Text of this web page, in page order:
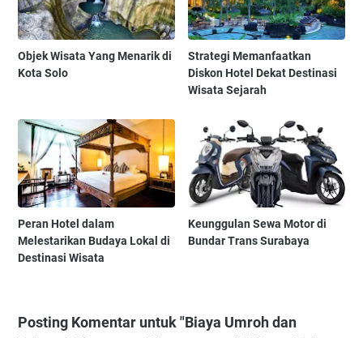
Objek Wisata Yang Menarik di
Kota Solo
Strategi Memanfaatkan
Diskon Hotel Dekat Destinasi
Wisata Sejarah
Peran Hotel dalam
Melestarikan Budaya Lokal di
Destinasi Wisata
Keunggulan Sewa Motor di
Bundar Trans Surabaya
Posting Komentar untuk "Biaya Umroh dan